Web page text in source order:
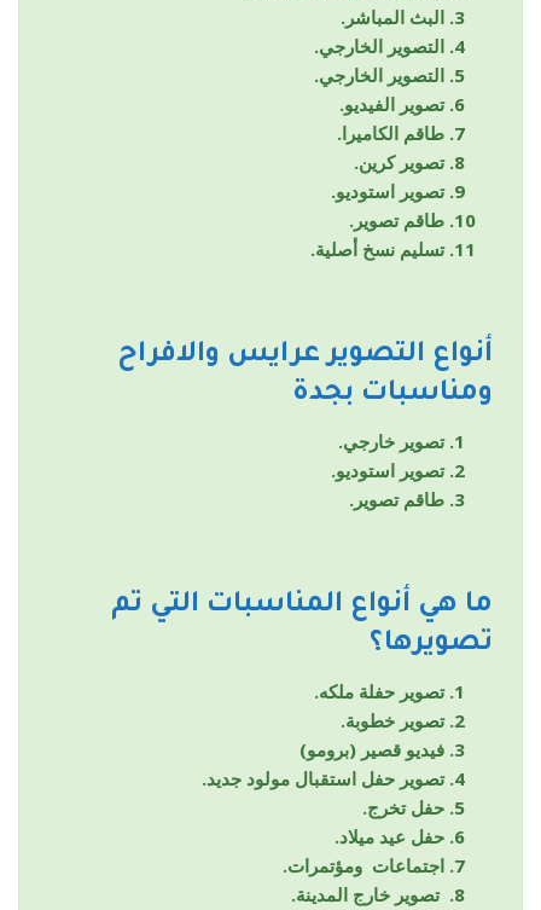
البث المباشر.
التصوير الخارجي.
التصوير الخارجي.
تصوير الفيديو.
طاقم الكاميرا.
تصوير كرين.
تصوير استوديو.
طاقم تصوير.
تسليم نسخ أصلية.
أنواع التصوير عرايس والافراح
ومناسبات بجدة
تصوير خارجي.
تصوير استوديو.
طاقم تصوير.
ما هي أنواع المناسبات التي تم
تصويرها؟
تصوير حفلة ملكه.
تصوير خطوبة.
فيديو قصير (برومو)
تصوير حفل استقبال مولود جديد.
حفل تخرج.
حفل عيد ميلاد.
اجتماعات ومؤتمرات.
تصوير خارج المدينة.